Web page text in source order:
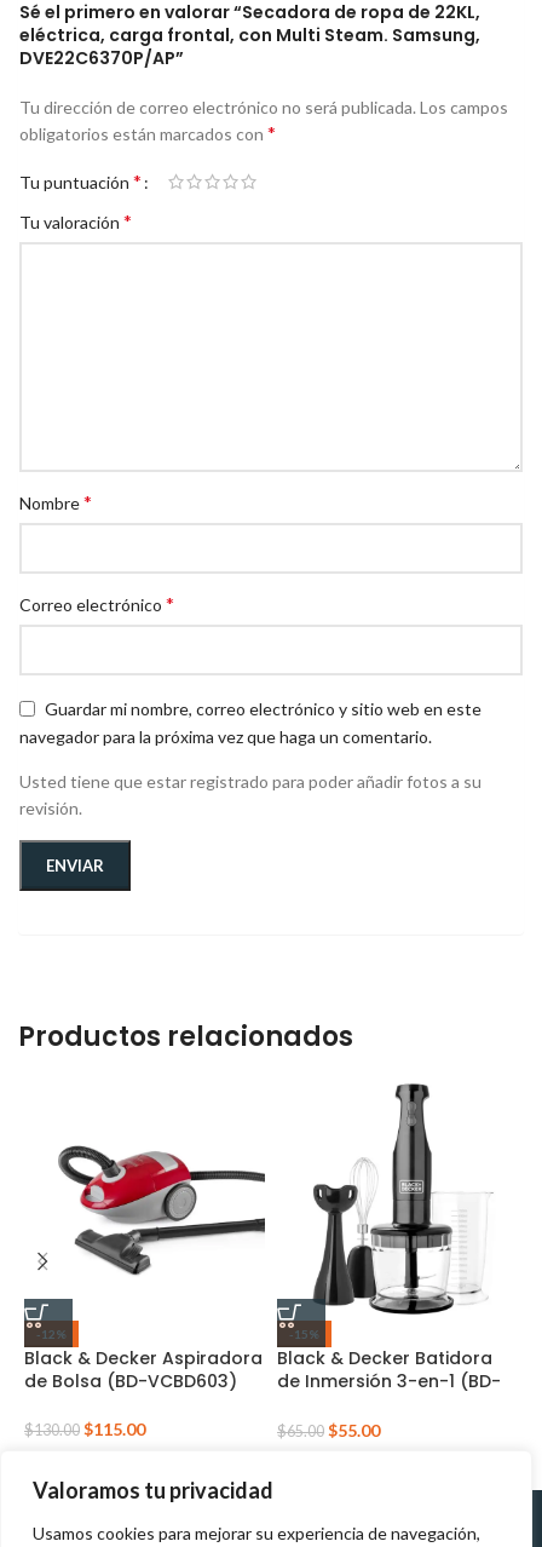
Valoramos tu privacidad
Usamos cookies para mejorar su experiencia de navegación,
Sé el primero en valorar “Secadora de ropa de 22KL,
eléctrica, carga frontal, con Multi Steam. Samsung,
DVE22C6370P/AP”
Tu dirección de correo electrónico no será publicada. Los campos
obligatorios están marcados con *
Tu puntuación *
Tu valoración *
Nombre*
Correo electrónico *
Guardar mi nombre, correo electrónico y sitio web en este
navegador para la próxima vez que haga un comentario.
Usted tiene que estar registrado para poder añadir fotos a su
revisión.
Productos relacionados
-12%
Black & Decker Aspiradora
de Bolsa (BD-VCBD603)
$130.00 $115.00
-15%
Black & Decker Batidora
de Inmersión 3-en-1 (BD-
$65.00 $55.00